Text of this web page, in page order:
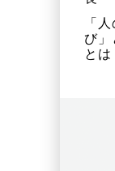
「
び
とは